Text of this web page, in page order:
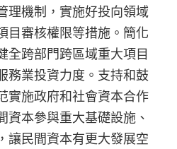
理機制，實施好投向領域
目審核權限等措施。簡化
全跨部門跨區域重大項目
務業投資力度。支持和鼓
實施政府和社會資本合作
資本參與重大基礎設施、
讓民間資本有更大發展空